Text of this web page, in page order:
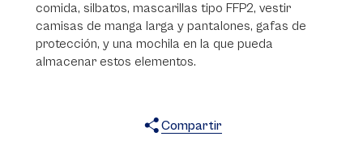
comida, silbatos, mascarillas tipo FFP2, vestir
camisas de manga larga y pantalones, gafas de
protección, y una mochila en la que pueda
almacenar estos elementos.
Compartir